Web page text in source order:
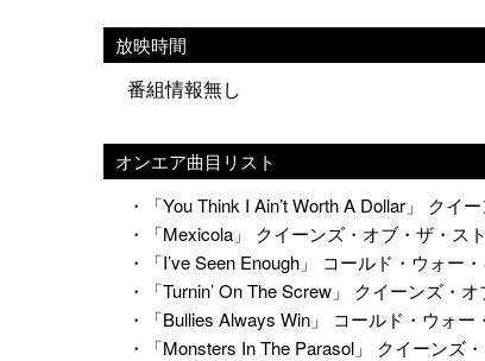
放映時間
番組情報無し
オンエア曲目リスト
・「You Think I Ain’t Worth A Dollar」 クイ
・「Mexicola」 クイーンズ・オブ・ザ・ス
・「I’ve Seen Enough」 コールド・ウォー
・「Turnin’ On The Screw」 クイーンズ・
・「Bullies Always Win」 コールド・ウォー
・「Monsters In The Parasol」 クイーンズ